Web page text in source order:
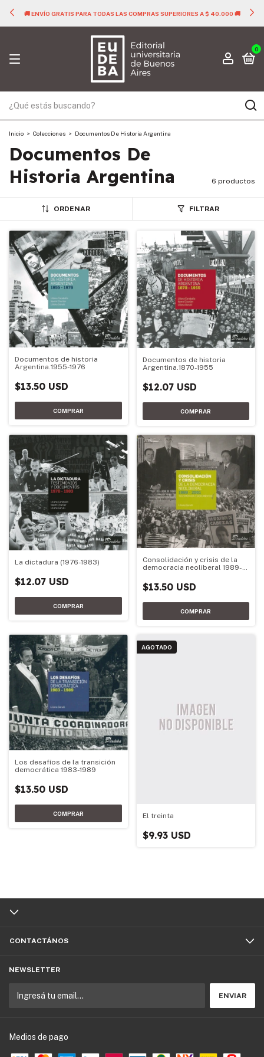
🚚 ENVÍO GRATIS PARA TODAS LAS COMPRAS SUPERIORES A $ 40.000 🚚
0
Inicio > Colecciones > Documentos De Historia Argentina
Documentos De
Historia Argentina
6 productos
ORDENAR FILTRAR
Documentos de historia
Argentina.1955-1976
$13.50 USD
Documentos de historia
Argentina.1870-1955
$12.07 USD
La dictadura (1976-1983)
$12.07 USD
Consolidación y crisis de la
democracia neoliberal 1989-
$13.50 USD
Los desafíos de la transición
democrática 1983-1989
$13.50 USD
AGOTADO
El treinta
$9.93 USD
CONTACTÁNOS
NEWSLETTER
Medios de pago